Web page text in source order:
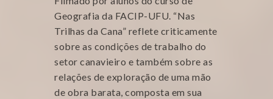
Geografia da FACIP-UFU. “Nas
Trilhas da Cana” reflete criticamente
sobre as condições de trabalho do
setor canavieiro e também sobre as
relações de exploração de uma mão
de obra barata, composta em sua